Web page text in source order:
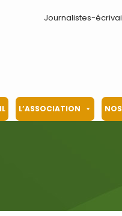
Journalistes-
L’ASSOCIATION